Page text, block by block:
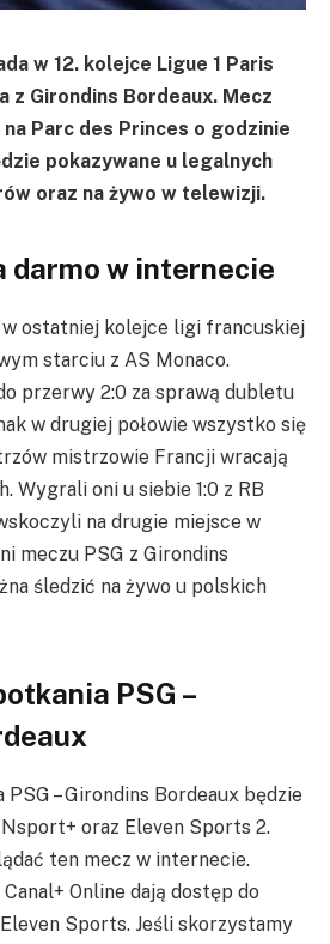
w 12. kolejce Ligue 1 Paris
z Girondins Bordeaux. Mecz
Parc des Princes o godzinie
pokazywane u legalnych
oraz na żywo w telewizji.
darmo w internecie
ostatniej kolejce ligi francuskiej
starciu z AS Monaco.
przerwy 2:0 za sprawą dubletu
w drugiej połowie wszystko się
mistrzowie Francji wracają
Wygrali oni u siebie 1:0 z RB
na drugie miejsce w
meczu PSG z Girondins
śledzić na żywo u polskich
PSG –
– Girondins Bordeaux będzie
oraz Eleven Sports 2.
ten mecz w internecie.
Online dają dostęp do
Sports. Jeśli skorzystamy